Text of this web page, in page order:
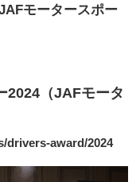
モータースポー
2024（JAFモータ
drivers-award/2024